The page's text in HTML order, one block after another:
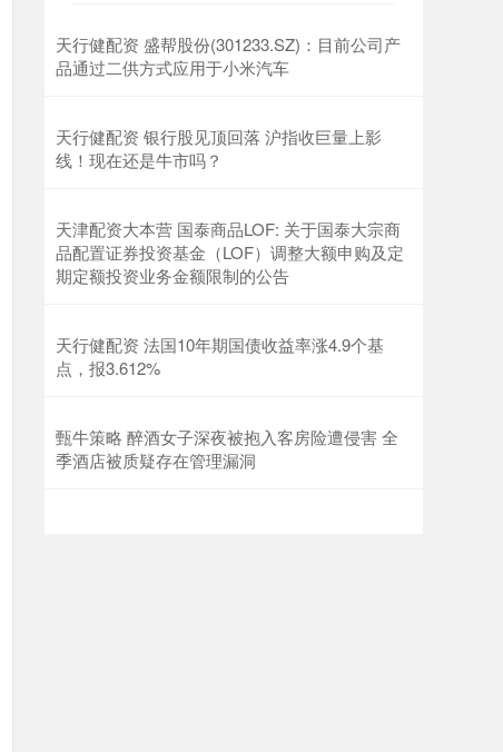
天行健配资 盛帮股份(301233.SZ)：目前公司产
品通过二供方式应用于小米汽车
天行健配资 银行股见顶回落 沪指收巨量上影
线！现在还是牛市吗？
天津配资大本营 国泰商品LOF: 关于国泰大宗商
品配置证券投资基金（LOF）调整大额申购及定
期定额投资业务金额限制的公告
天行健配资 法国10年期国债收益率涨4.9个基
点，报3.612%
甄牛策略 醉酒女子深夜被抱入客房险遭侵害 全
季酒店被质疑存在管理漏洞